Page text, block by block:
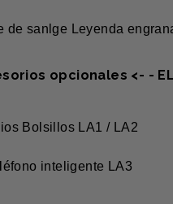
de sanlge Leyenda
opcionales <- -
Bolsillos LA1 / LA2
inteligente LA3